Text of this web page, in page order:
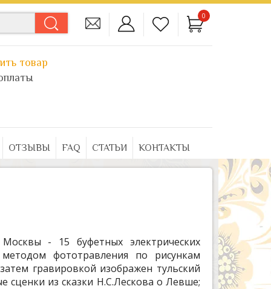
0
товар
ОТЗЫВЫ FAQ СТАТЬИ КОНТАКТЫ
- 15 буфетных электрических
фототравления по рисункам
гравировкой изображен тульский
из сказки Н.С.Лескова о Левше;